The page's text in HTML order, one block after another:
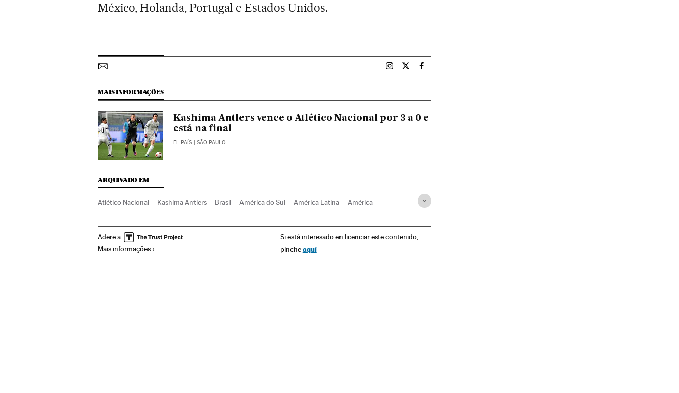
México, Holanda, Portugal e Estados Unidos.
Esportes El País Brasil en Instagram
Esportes El País Brasil en Twitter
Esportes El País Brasil en Facebook
MAIS INFORMAÇÕES
Kashima Antlers vence o Atlético Nacional por 3 a 0 e
está na final
EL PAÍS | SÃO PAULO
ARQUIVADO EM
Atlético Nacional Kashima Antlers Brasil América do Sul América Latina América
Organizações desportivas
Adere a
Mais informações
Si está interesado en licenciar este contenido,
pincheaquí